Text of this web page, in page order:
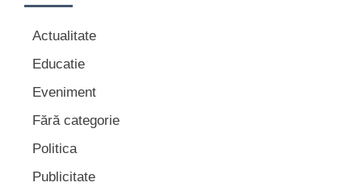
Actualitate
Educatie
Eveniment
Fără categorie
Politica
Publicitate